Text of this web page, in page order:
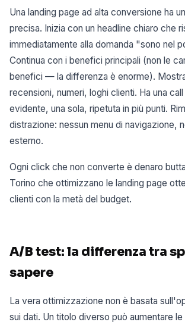
Una landing page ad alta conversione ha
precisa. Inizia con un headline chiaro che
immediatamente alla domanda "sono nel
Continua con i benefici principali (non le
benefici — la differenza è enorme).
recensioni, numeri, loghi clienti. Ha una
evidente, una sola, ripetuta in più punti.
distrazione: nessun menu di navigazione,
esterno.
Ogni click che non converte è denaro
Torino che ottimizzano le landing page
clienti con la metà del budget.
A/B test: la differenza tra
sapere
La vera ottimizzazione non è basata
sui dati. Un titolo diverso può aumentare